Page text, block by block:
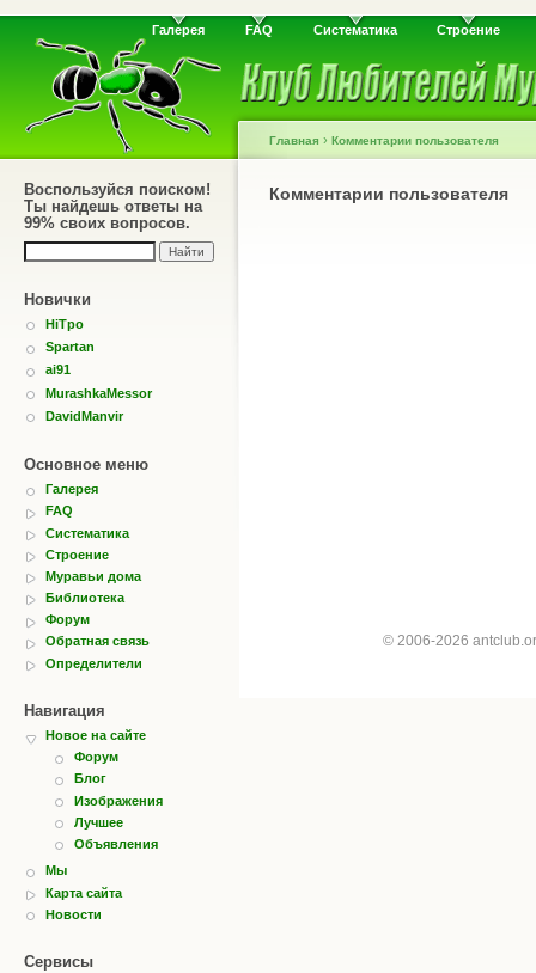
Галерея FAQ Систематика Строение
Воспользуйся поиском!
Ты найдешь ответы на
99% своих вопросов.
Новички
HiTpo
Spartan
ai91
MurashkaMessor
DavidManvir
Основное меню
Галерея
FAQ
Систематика
Строение
Муравьи дома
Библиотека
Форум
Обратная связь
Определители
Навигация
Новое на сайте
Форум
Блог
Изображения
Лучшее
Объявления
Мы
Карта сайта
Новости
Сервисы
Главная › Комментарии пользователя
Комментарии пользователя
© 2006-2026